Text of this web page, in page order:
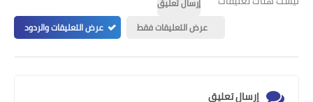
عرض التعليقات فقط
عرض التعليقات والردود
إرسال تعليق